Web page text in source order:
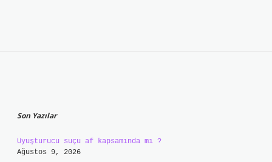
Son Yazılar
Uyuşturucu suçu af kapsamında mı ?
Ağustos 9, 2026